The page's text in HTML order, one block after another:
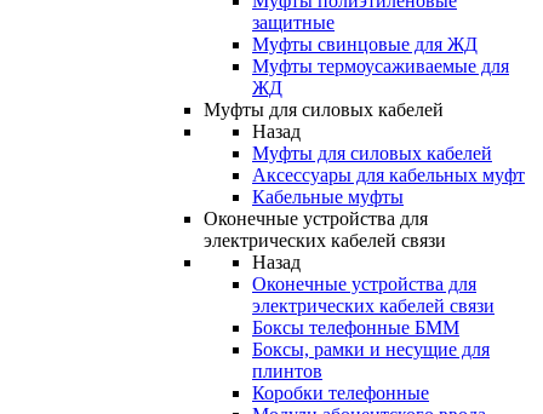
защитные
Муфты свинцовые для ЖД
Муфты термоусаживаемые для
ЖД
Муфты для силовых кабелей
Назад
Муфты для силовых кабелей
Аксессуары для кабельных муфт
Кабельные муфты
Оконечные устройства для
электрических кабелей связи
Назад
Оконечные устройства для
электрических кабелей связи
Боксы телефонные БММ
Боксы, рамки и несущие для
плинтов
Коробки телефонные